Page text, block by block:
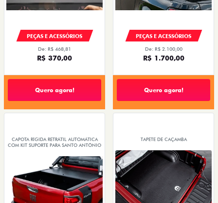
PEÇAS E ACESSÓRIOS
De: R$ 468,81
R$ 370,00
Quero agora!
PEÇAS E ACESSÓRIOS
De: R$ 2.100,00
R$ 1.700,00
Quero agora!
CAPOTA RÍGIDA RETRÁTIL AUTOMÁTICA
COM KIT SUPORTE PARA SANTO ANTÔNIO
TAPETE DE CAÇAMBA